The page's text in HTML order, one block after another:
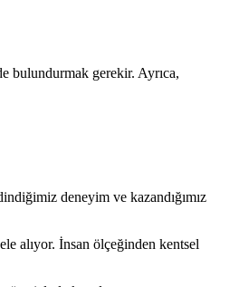
bulundurmak gerekir. Ayrıca,
deneyim ve kazandığımız
alıyor. İnsan ölçeğinden kentsel